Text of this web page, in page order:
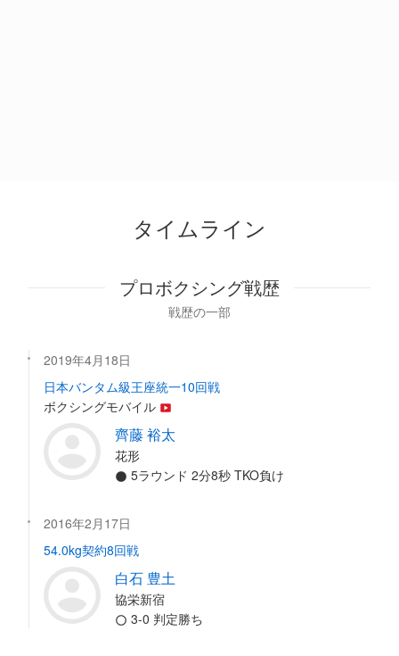
タイムライン
プロボクシング戦歴
戦歴の一部
2019年4月18日
日本バンタム級王座統一10回戦
ボクシングモバイル
齊藤 裕太
花形
5ラウンド 2分8秒 TKO負け
2016年2月17日
54.0kg契約8回戦
白石 豊土
協栄新宿
3-0 判定勝ち